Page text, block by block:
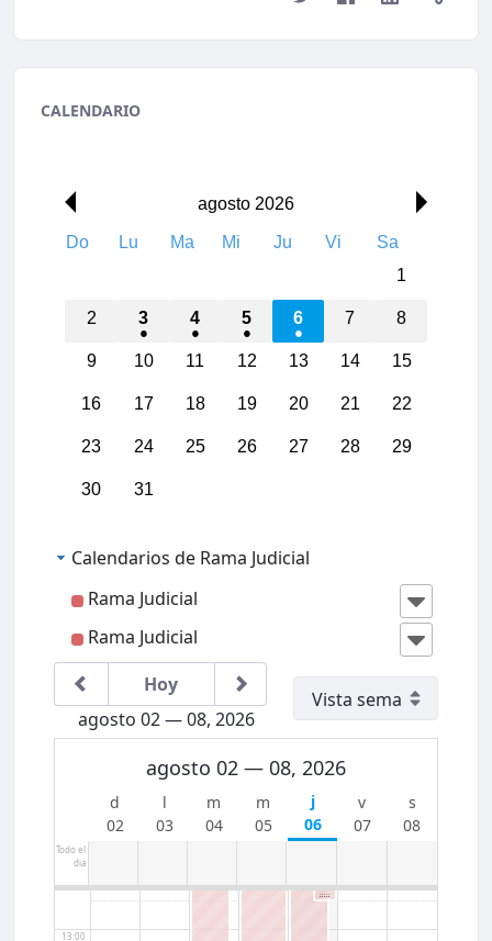
CALENDARIO
agosto 2026
Do Lu Ma Mi Ju Vi
Sa
1
2 3 4 5 6 7 8
9 10 11 12 13 14 15
16 17 18 19 20 21 22
23 24 25 26 27 28 29
30 31
Calendarios de Rama Judicial
Rama Judicial
Rama Judicial
Hoy
agosto 02 — 08, 2026
agosto 02 — 08, 2026
02 03 04 05 06 07 08
Todo el
dia
00:00
01:00
07:00
09:00
13:00
greso
Region
al
Jurisdi
cción
ciosa
strativ
a del
Caribe